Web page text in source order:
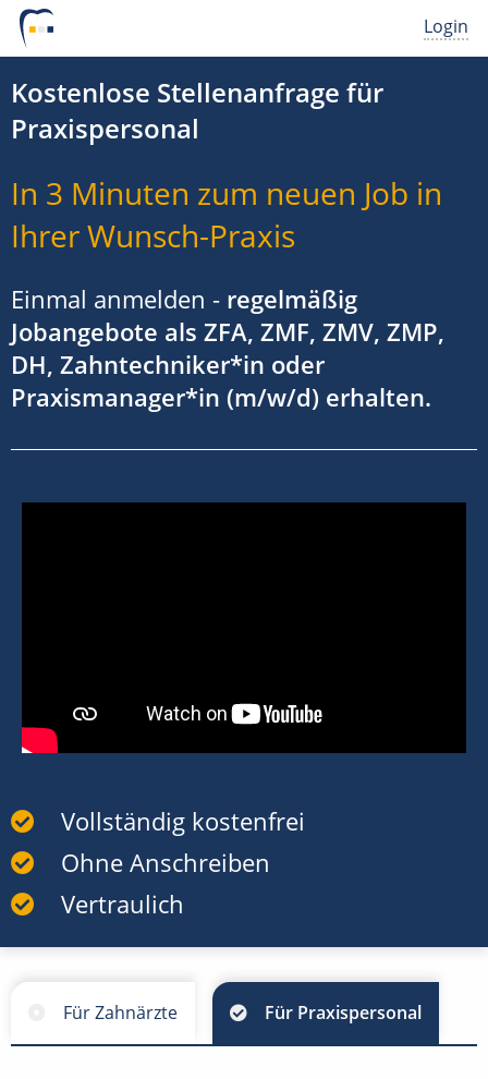
Login
Kostenlose Stellenanfrage für
Praxispersonal
In 3 Minuten zum neuen Job in
Ihrer Wunsch-Praxis
Einmal anmelden - regelmäßig
Jobangebote als ZFA, ZMF, ZMV, ZMP,
DH, Zahntechniker*in oder
Praxismanager*in (m/w/d) erhalten.
Vollständig kostenfrei
Ohne Anschreiben
Vertraulich
Für Zahnärzte Für Praxispersonal